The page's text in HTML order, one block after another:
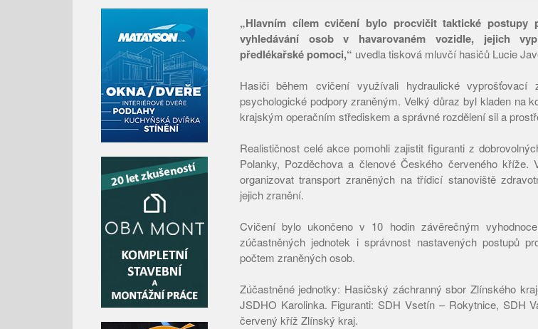
„Hlavním cílem cvičení bylo procvičit taktické postupy
vyhledávání osob v havarovaném vozidle, jejich
předlékařské pomoci,“ uvedla tisková mluvčí hasičů Lucie
Hasiči během cvičení využívali hydraulické
psychologické podpory zraněným. Velký důraz byl kladen na
krajským operačním střediskem a správné rozdělení sil a
Realističnost celé akce pomohli zajistit figuranti z
Polanky, Pozděchova a členové Českého červeného kříže.
organizovat transport zraněných na třídicí stanoviště
jejich zranění.
Cvičení bylo ukončeno v 10 hodin závěrečným
zúčastněných jednotek i správnost nastavených postupů
počtem zraněných osob.
Zúčastněné jednotky: Hasičský záchranný sbor Zlínského
JSDHO Karolinka. Figuranti: SDH Vsetín – Rokytnice, SDH
červený kříž Zlínský kraj.